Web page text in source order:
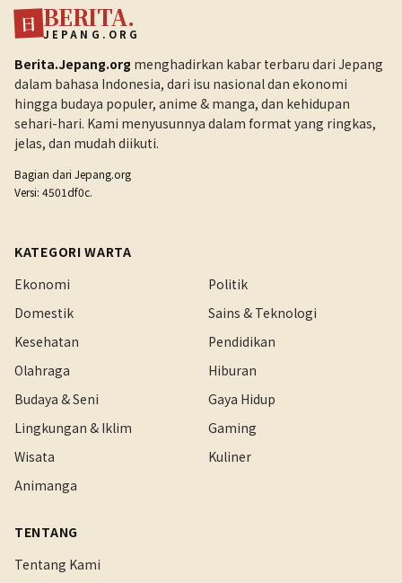
日 BERITA.
JEPANG.ORG
Berita.Jepang.org menghadirkan kabar terbaru dari Jepang
dalam bahasa Indonesia, dari isu nasional dan ekonomi
hingga budaya populer, anime & manga, dan kehidupan
sehari-hari. Kami menyusunnya dalam format yang ringkas,
jelas, dan mudah diikuti.
Bagian dari Jepang.org
Versi: 4501df0c.
KATEGORI WARTA
Ekonomi
Politik
Domestik
Sains & Teknologi
Kesehatan
Pendidikan
Olahraga
Hiburan
Budaya & Seni
Gaya Hidup
Lingkungan & Iklim
Gaming
Wisata
Kuliner
Animanga
TENTANG
Tentang Kami